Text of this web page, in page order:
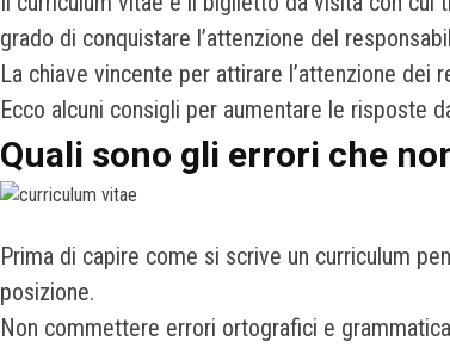
grado di conquistare l’attenzione del
La chiave vincente per attirare l’attenzione
Ecco alcuni consigli per aumentare le risposte
Quali sono gli errori che
Prima di capire come si scrive un curriculum
posizione.
Non commettere errori ortografici e